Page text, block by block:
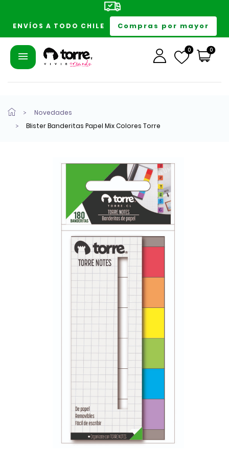
ENVÍOS A TODO CHILE Compras por mayor
0 0
Novedades
Blister Banderitas Papel Mix Colores Torre